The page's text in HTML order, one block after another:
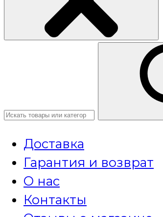
Доставка
Гарантия и возврат
О нас
Контакты